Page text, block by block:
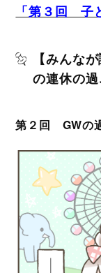
「第３回 子
【みんな
の連休の
第２回 GWの